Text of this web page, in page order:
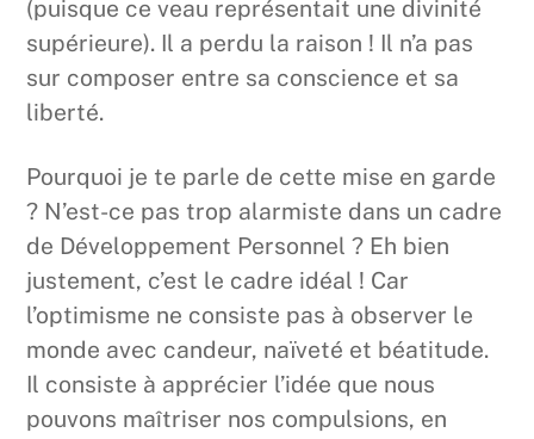
(puisque ce veau représentait une divinité
supérieure). Il a perdu la raison ! Il n’a pas
sur composer entre sa conscience et sa
liberté.
Pourquoi je te parle de cette mise en garde
? N’est-ce pas trop alarmiste dans un cadre
de Développement Personnel ? Eh bien
justement, c’est le cadre idéal ! Car
l’optimisme ne consiste pas à observer le
monde avec candeur, naïveté et béatitude.
Il consiste à apprécier l’idée que nous
pouvons maîtriser nos compulsions, en